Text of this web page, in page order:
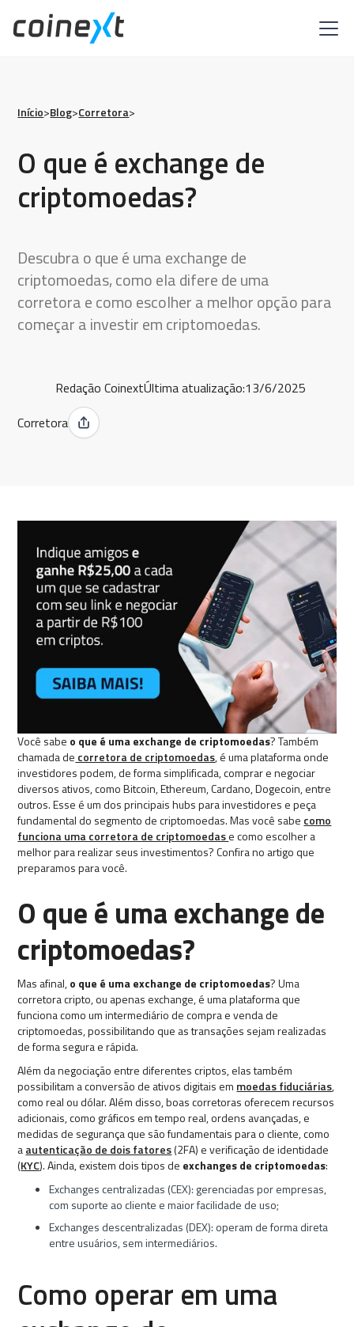
Início>Blog>Corretora>
O que é exchange de
criptomoedas?
Descubra o que é uma exchange de
criptomoedas, como ela difere de uma
corretora e como escolher a melhor opção para
começar a investir em criptomoedas.
Redação CoinextÚltima atualização:13/6/2025
Corretora
Você sabe o que é umaexchange de criptomoedas? Também
chamada de corretora de criptomoedas, é uma plataforma onde
investidores podem, de forma simplificada, comprar e negociar
diversos ativos, como Bitcoin, Ethereum, Cardano, Dogecoin, entre
outros. Esse é um dos principais hubs para investidores e peça
fundamental do segmento de criptomoedas. Mas você sabe como
funciona uma corretora de criptomoedase como escolher a
melhor para realizar seus investimentos? Confira no artigo que
preparamos para você.
O que é uma exchange de
criptomoedas?
Mas afinal,o que é uma exchange de criptomoedas? Uma
corretora cripto, ou apenas exchange, é uma plataforma que
funciona como um intermediário de compra e venda de
criptomoedas, possibilitando que as transações sejam realizadas
de forma segura e rápida.
Além da negociação entre diferentes criptos, elas também
possibilitam a conversão de ativos digitais em moedas fiduciárias,
como real ou dólar. Além disso, boas corretoras oferecem recursos
adicionais, como gráficos em tempo real, ordens avançadas, e
medidas de segurança que são fundamentais para o cliente, como
aautenticação de dois fatores(2FA) e verificação de identidade
(KYC). Ainda, existem dois tipos de exchanges de criptomoedas:
Exchanges centralizadas (CEX): gerenciadas por empresas,
com suporte ao cliente e maior facilidade de uso;
Exchanges descentralizadas (DEX): operam de forma direta
entre usuários, sem intermediários.
Como operar em uma